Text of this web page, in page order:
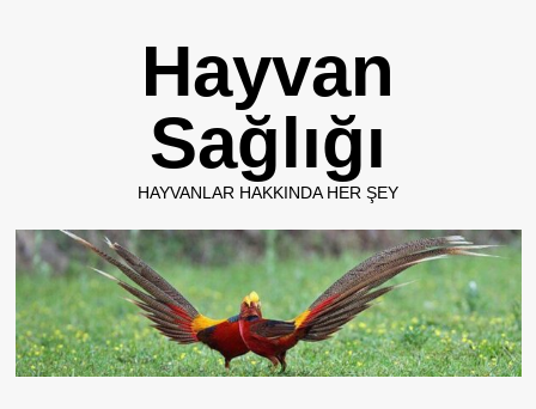
Hayvan
Sağlığı
HAYVANLAR HAKKINDA HER ŞEY